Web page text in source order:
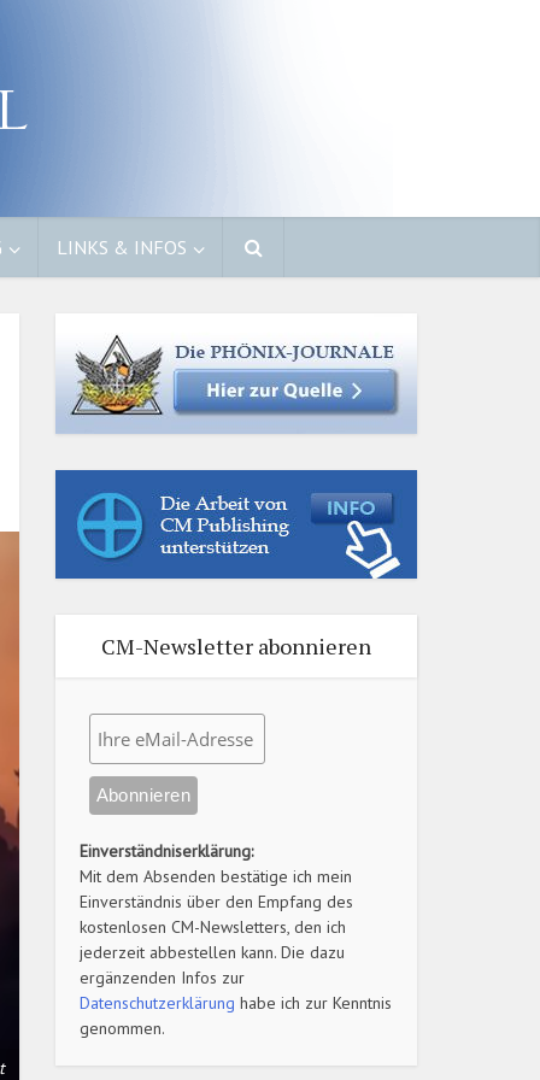
LINKS & INFOS
CM-Newsletter abonnieren
Einverständniserklärung:
Mit dem Absenden bestätige ich mein
Einverständnis über den Empfang des
kostenlosen CM-Newsletters, den ich
jederzeit abbestellen kann. Die dazu
ergänzenden Infos zur
Datenschutzerklärung habe ich zur Kenntnis
genommen.